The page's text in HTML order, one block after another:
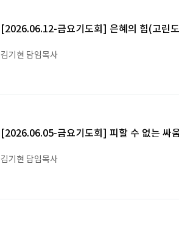
[2026.06.12-금요기도회] 은혜의 힘(고린
김기현 담임목사
[2026.06.05-금요기도회] 피할 수 없는 싸
김기현 담임목사